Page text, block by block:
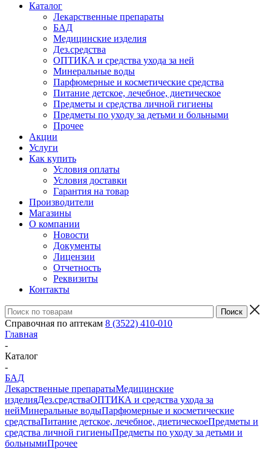
Каталог
Лекарственные препараты
БАД
Медицинские изделия
Дез.средства
ОПТИКА и средства ухода за ней
Минеральные воды
Парфюмерные и косметические средства
Питание детское, лечебное, диетическое
Предметы и средства личной гигиены
Предметы по уходу за детьми и больными
Прочее
Акции
Услуги
Как купить
Условия оплаты
Условия доставки
Гарантия на товар
Производители
Магазины
О компании
Новости
Документы
Лицензии
Отчетность
Реквизиты
Контакты
Справочная по аптекам 8 (3522) 410-010
Главная
-
Каталог
-
БАД
Лекарственные препаратыМедицинские
изделияДез.средстваОПТИКА и средства ухода за
нейМинеральные водыПарфюмерные и косметические
средстваПитание детское, лечебное, диетическоеПредметы и
средства личной гигиеныПредметы по уходу за детьми и
больнымиПрочее